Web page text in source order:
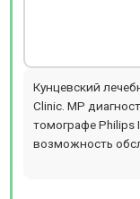
Кунцевский
Clinic. МР
томографе Philips
возможность
120 кг. В центре